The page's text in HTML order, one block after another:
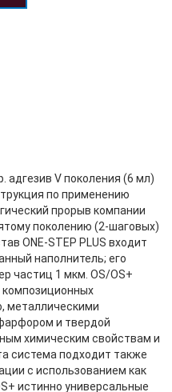
адгезив V поколения (6 мл)
по применению
прорыв компании
поколению (2-шаговых)
ONE-STEP PLUS входит
наполнитель; его
частиц 1 мкм. OS/OS+
металлическими
и твердой
химическим свойствам и
система подходит также
с использованием как
истинно универсальные